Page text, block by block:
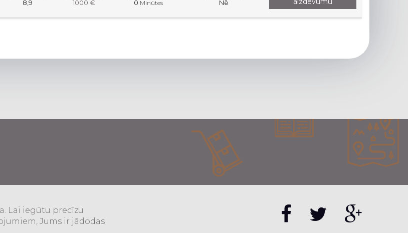
8,9 1000 € 0 Minūtes Nē
Lai iegūtu precīzu
Jums ir jādodas